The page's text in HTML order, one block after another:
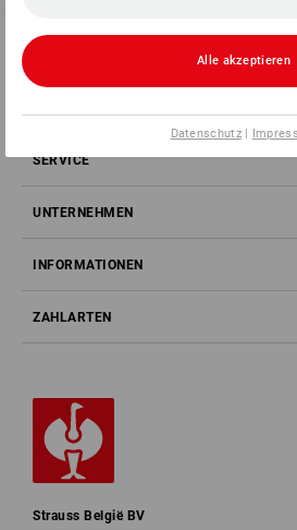
SERVICE 02 400
SERVICE
UNTERNEHMEN
INFORMATIONEN
ZAHLARTEN
Strauss België BV
Alle akzeptieren
Datenschutz|